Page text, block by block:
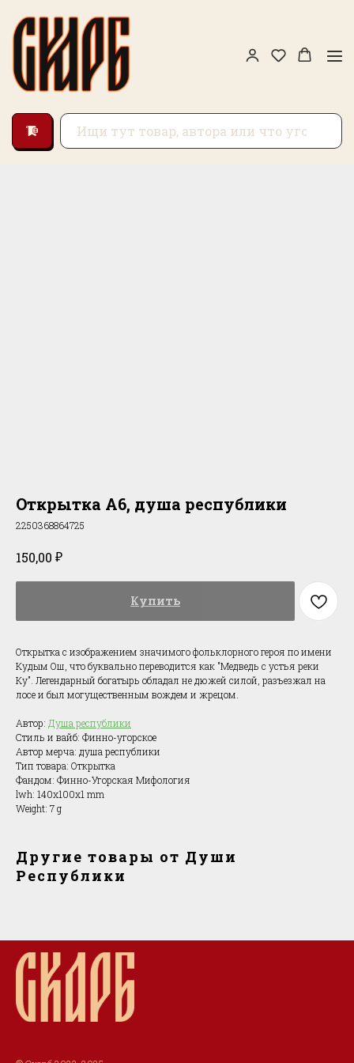
Открытка А6, душа республики
2250368864725
150,00 ₽
Купить
Открытка с изображением значимого фольклорного героя по имени
Кудым Ош, что буквально переводится как "Медведь с устья реки
Ку". Легендарный богатырь обладал не дюжей силой, разъезжал на
лосе и был могущественным вождем и жрецом.
Автор: Душа республики
Стиль и вайб: Финно-угорское
Автор мерча: душа республики
Тип товара: Открытка
Фандом: Финно-Угорская Мифология
lwh: 140x100x1 mm
Weight: 7 g
Другие товары от Души
Республики